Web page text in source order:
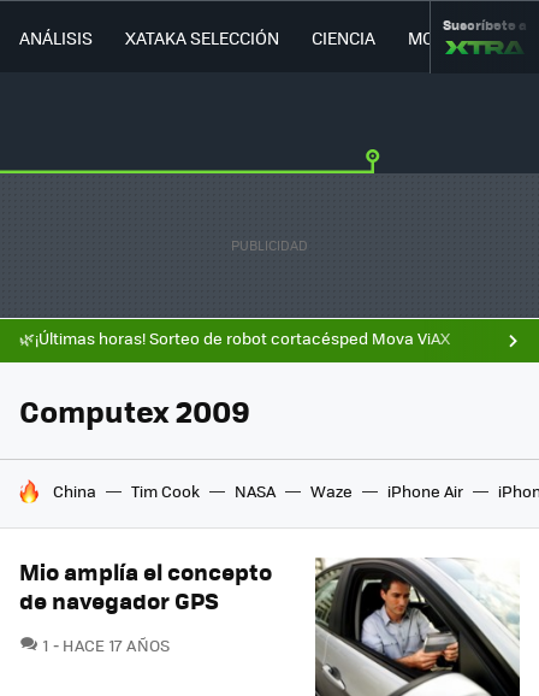
ANÁLISIS XATAKA SELECCIÓN CIENCIA MOVILIDAD
Suscríbete a
🌿¡Últimas horas! Sorteo de robot cortacésped Mova ViAX
Computex 2009
HOY SE HABLA DE
China Tim Cook NASA Waze iPhone Air
Mio amplía el concepto
de navegador GPS
1 COMENTARIOS
HACE 17 AÑOS